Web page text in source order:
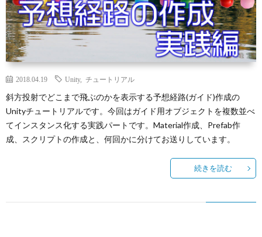
内
容
で
3D
ン
翻
訳
理
プ
イ
問
合
2018.04.19 Unity, チュートリアル
斜方投射でどこまで飛ぶのかを表示する予想経路(ガイド)作成の
Unityチュートリアルです。今回はガイド用オブジェクトを複数並べ
てインスタンス化する実践パートです。Material作成、Prefab作
成、スクリプトの作成と、何回かに分けてお送りしています。
続きを読む